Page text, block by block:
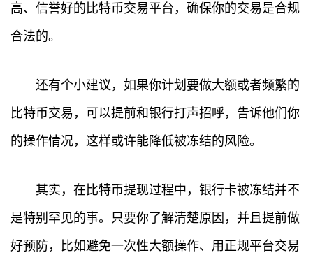
行
情
专
科
高、信誉好的比特币交易平台，确保你的交易是合规
合法的。
还有个小建议，如果你计划要做大额或者频繁的
比特币交易，可以提前和银行打声招呼，告诉他们你
的操作情况，这样或许能降低被冻结的风险。
其实，在比特币提现过程中，银行卡被冻结并不
是特别罕见的事。只要你了解清楚原因，并且提前做
好预防，比如避免一次性大额操作、用正规平台交易